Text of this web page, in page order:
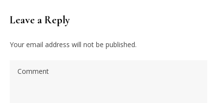
Leave a Reply
Your email address will not be published.